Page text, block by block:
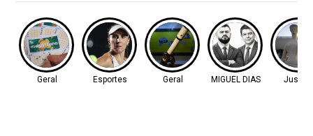
Geral Esportes Geral MIGUEL DIAS Justiça